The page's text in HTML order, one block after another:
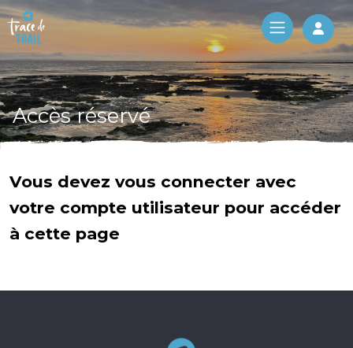
Log
Accès réservé
Vous devez vous connecter avec
votre compte utilisateur pour accéder
à cette page